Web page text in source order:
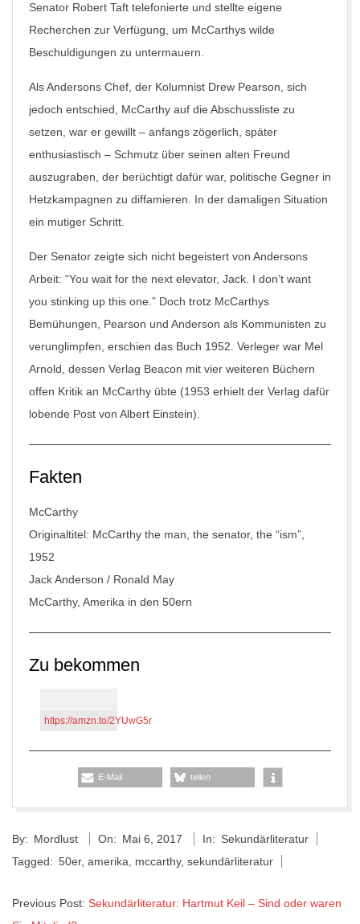
Senator Robert Taft telefonierte und stellte eigene
Recherchen zur Verfügung, um McCarthys wilde
Beschuldigungen zu untermauern.
Als Andersons Chef, der Kolumnist Drew Pearson, sich
jedoch entschied, McCarthy auf die Abschussliste zu
setzen, war er gewillt – anfangs zögerlich, später
enthusiastisch – Schmutz über seinen alten Freund
auszugraben, der berüchtigt dafür war, politische Gegner in
Hetzkampagnen zu diffamieren. In der damaligen Situation
ein mutiger Schritt.
Der Senator zeigte sich nicht begeistert von Andersons
Arbeit: “You wait for the next elevator, Jack. I don’t want
you stinking up this one.” Doch trotz McCarthys
Bemühungen, Pearson und Anderson als Kommunisten zu
verunglimpfen, erschien das Buch 1952. Verleger war Mel
Arnold, dessen Verlag Beacon mit vier weiteren Büchern
offen Kritik an McCarthy übte (1953 erhielt der Verlag dafür
lobende Post von Albert Einstein).
Fakten
McCarthy
Originaltitel: McCarthy the man, the senator, the “ism”,
1952
Jack Anderson / Ronald May
McCarthy, Amerika in den 50ern
Zu bekommen
https://amzn.to/2YUwG5r
E-Mail teilen
05-
06
By: Mordlust On: Mai 6, 2017 In: Sekundärliteratur
Tagged: 50er, amerika mccarthy, sekundärliteratur
Previous Post: Sekundärliteratur: Hartmut Keil – Sind oder waren